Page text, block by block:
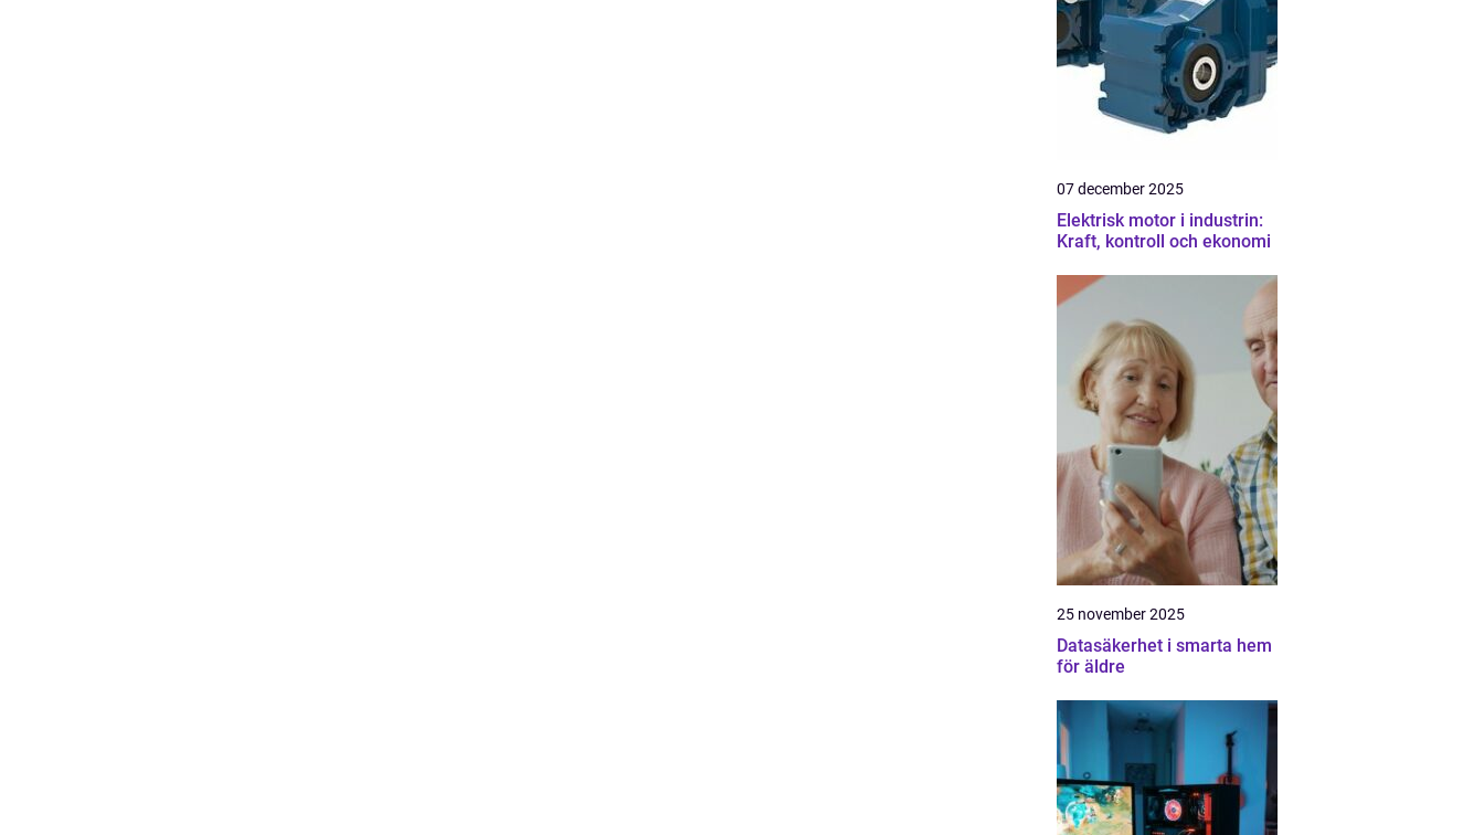
07 december 2025
Elektrisk motor i industrin:
Kraft, kontroll och ekonomi
25 november 2025
Datasäkerhet i smarta hem
för äldre